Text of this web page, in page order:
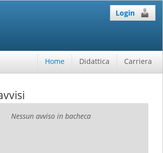
Login
Home Didattica Carriera
Nessun avviso in bacheca